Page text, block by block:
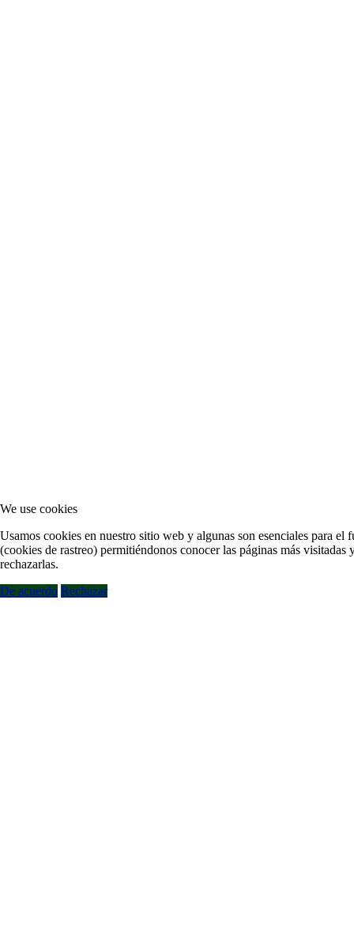
We use cookies
Usamos cookies en nuestro sitio web y algunas son esenciales para
(cookies de rastreo) permitiéndonos conocer las páginas más
rechazarlas.
De acuerdo Rechazar